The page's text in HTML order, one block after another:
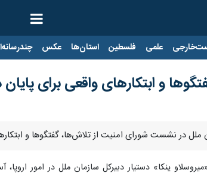
علمی فلسطین استان‌ها عکس
و ابتکارهای واقعی برای